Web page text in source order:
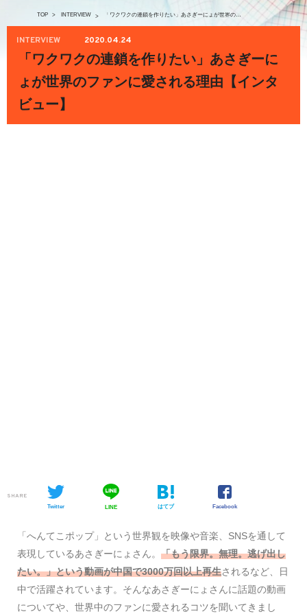
TOP > INTERVIEW > 「ワクワクの連鎖を作りたい」あさぎーにょが世界のファンに愛される理由【インタビュー】
INTERVIEW 2020.04.24
「ワクワクの連鎖を作りたい」あさぎーに
ょが世界のファンに愛される理由【インタ
ビュー】
SHARE
Twitter LINE はてブ Facebook
「へんてこポップ」という世界観を映像や音楽、SNSを通して
表現しているあさぎーにょさん。 「もう限界。無理。逃げ出し
たい。」という動画が中国で3000万回以上再生されるなど、日
中で活躍されています。そんなあさぎーにょさんに話題の動画
についてや、世界中のファンに愛されるコツを聞いてきまし